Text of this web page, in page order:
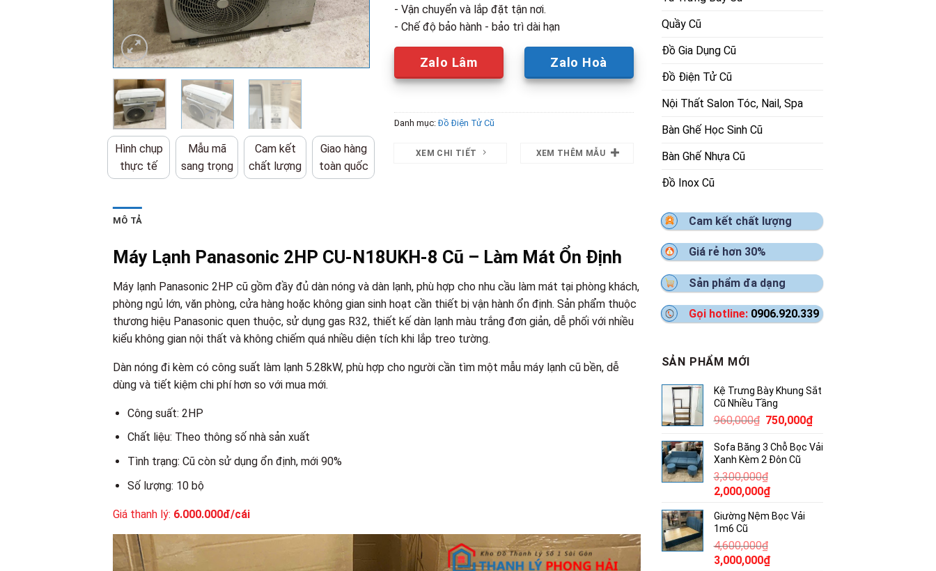
Hình chụp
thực tế
Mẫu mã
sang trọng
Cam kết
chất lượng
Giao hàng
toàn quốc
- Vận chuyển và lắp đặt tận nơi.
- Chế độ bảo hành - bảo trì dài hạn
Zalo Lâm Zalo Hoà
Danh mục:Đồ Điện Tử Cũ
XEM CHI TIẾT XEM THÊM MẪU
MÔ TẢ
Máy Lạnh Panasonic 2HP CU-N18UKH-8 Cũ – Làm Mát Ổn Định
Máy lạnh Panasonic 2HP cũ gồm đầy đủ dàn nóng và dàn lạnh, phù hợp cho nhu cầu làm mát tại phòng khách,
phòng ngủ lớn, văn phòng, cửa hàng hoặc không gian sinh hoạt cần thiết bị vận hành ổn định. Sản phẩm thuộc
thương hiệu Panasonic quen thuộc, sử dụng gas R32, thiết kế dàn lạnh màu trắng đơn giản, dễ phối với nhiều
kiểu không gian nội thất và không chiếm quá nhiều diện tích khi lắp treo tường.
Dàn nóng đi kèm có công suất làm lạnh 5.28kW, phù hợp cho người cần tìm một mẫu máy lạnh cũ bền, dễ
dùng và tiết kiệm chi phí hơn so với mua mới.
Công suất: 2HP
Chất liệu: Theo thông số nhà sản xuất
Tình trạng: Cũ còn sử dụng ổn định, mới 90%
Số lượng: 10 bộ
Giá thanh lý: 6.000.000đ/cái
Quầy Cũ
Đồ Gia Dụng Cũ
Đồ Điện Tử Cũ
Nội Thất Salon Tóc, Nail, Spa
Bàn Ghế Học Sinh Cũ
Bàn Ghế Nhựa Cũ
Đồ Inox Cũ
Cam kết chất lượng
Giá rẻ hơn 30%
Sản phẩm đa dạng
Gọi hotline: 0906.920.339
SẢN PHẨM MỚI
Kệ Trưng Bày Khung Sắt
Cũ Nhiều Tầng
960,000₫ Giá
là:
960,000₫.
750,000₫Giá
tại
Sofa Băng 3 Chỗ Bọc Vải
Xanh Kèm 2 Đôn Cũ
3,300,000₫
Giá
là:
3,300,000₫.
2,000,000₫Giá
tại
Giường Nệm Bọc Vải
1m6 Cũ
4,600,000₫
Giá
3,000,000₫Giá